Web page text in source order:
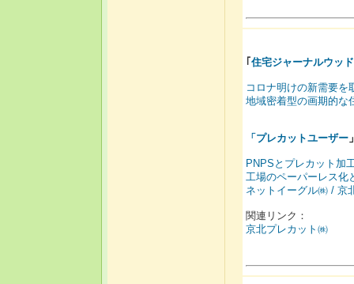
｢ 住宅ジャーナルウッ
コロナ明けの新需要を
地域密着型の画期的な
「 プレカットユーザー
PNPSとプレカット加
工場のペーパーレス化
ネットイーグル㈱ / 京
関連リンク：
京北プレカット㈱